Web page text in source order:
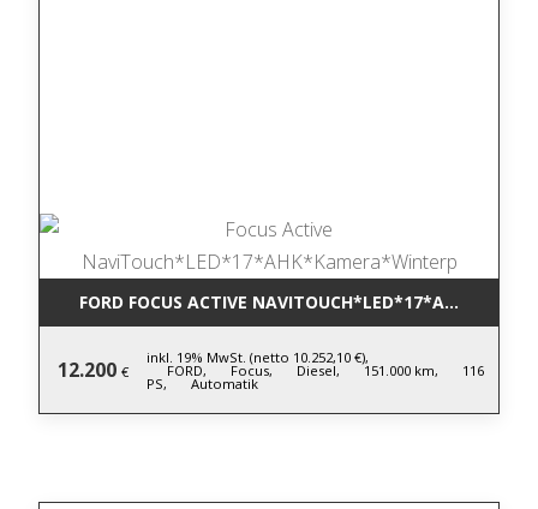
FORD FOCUS ACTIVE
12.200 €
inkl. 19% MwSt. (netto 10.252,10 €),
FORD, Focus, Diesel, 151.000 km, 116
PS, Automatik